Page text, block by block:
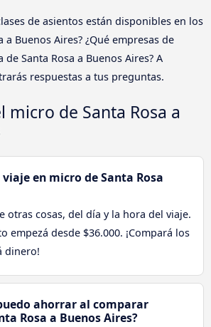
de asientos están disponibles en los
a Buenos Aires? ¿Qué empresas de
Santa Rosa a Buenos Aires? A
respuestas a tus preguntas.
micro de Santa Rosa a
en micro de Santa Rosa
otras cosas, del día y la hora del viaje.
empezá desde $36.000. ¡Compará los
dinero!
ahorrar al comparar
Rosa a Buenos Aires?